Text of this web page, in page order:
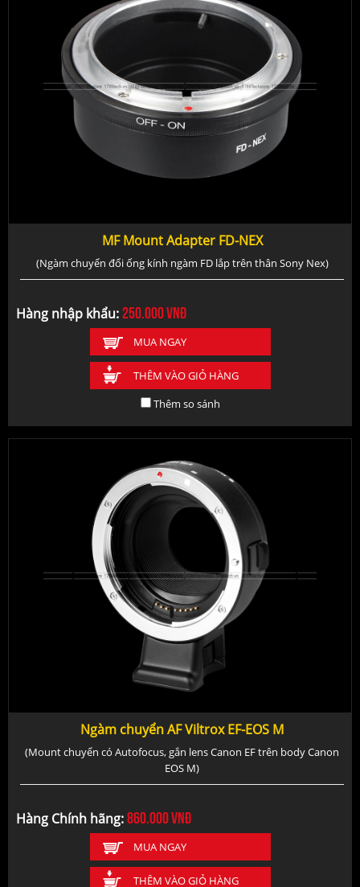
MF Mount Adapter FD-NEX
(Ngàm chuyển đổi ống kính ngàm FD lắp trên thân Sony Nex)
Hàng nhập khẩu:250.000vnđ
MUA NGAY
THÊM VÀO GIỎ HÀNG
Thêm so sánh
Ngàm chuyển AF Viltrox EF-EOS M
(Mount chuyển có Autofocus, gắn lens Canon EF trên body Canon
EOS M)
Hàng Chính hãng:860.000vnđ
MUA NGAY
THÊM VÀO GIỎ HÀNG